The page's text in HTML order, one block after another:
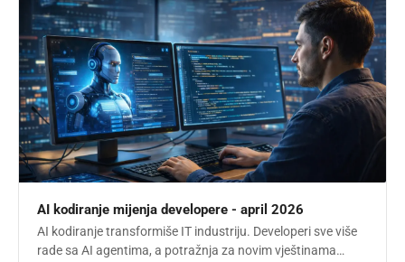
AI kodiranje mijenja developere - april 2026
AI kodiranje transformiše IT industriju. Developeri sve više
rade sa AI agentima, a potražnja za novim vještinama